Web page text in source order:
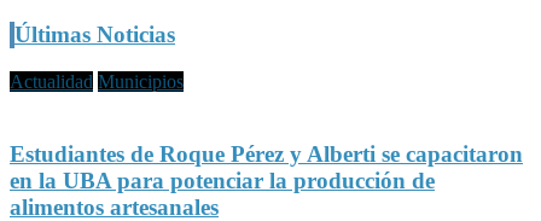
Últimas Noticias
Actualidad Municipios
Estudiantes de Roque Pérez y Alberti se capacitaron
en la UBA para potenciar la producción de
alimentos artesanales